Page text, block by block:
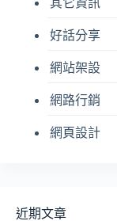
其它資訊
好話分享
網站架設
網路行銷
網頁設計
近期文章